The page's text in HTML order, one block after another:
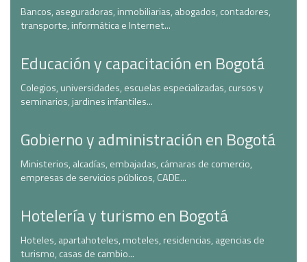
Bancos, aseguradoras, inmobiliarias, abogados, contadores,
transporte, informática e Internet...
Educación y capacitación en Bogotá
Colegios, universidades, escuelas especializadas, cursos y
seminarios, jardines infantiles...
Gobierno y administración en Bogotá
Ministerios, alcadías, embajadas, cámaras de comercio,
empresas de servicios públicos, CADE...
Hotelería y turismo en Bogotá
Hoteles, apartahoteles, moteles, residencias, agencias de
turismo, casas de cambio...